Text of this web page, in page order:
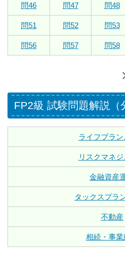
問46 問47 問48
問51 問52 問53
問56 問57 問58
FP2級 試験問題解説（
ライフプラ
リスクマネジ
金融資産
タックスプラ
不動産
相続・事業